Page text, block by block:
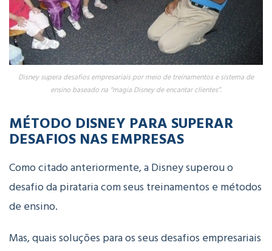
Disney supera desafios empresariais por meio de treinamentos e sistema de
ensino baseado na “magia Disney de encantar clientes”.
MÉTODO DISNEY PARA SUPERAR
DESAFIOS NAS EMPRESAS
Como citado anteriormente, a Disney superou o
desafio da pirataria com seus treinamentos e métodos
de ensino.
Mas, quais soluções para os seus desafios empresariais